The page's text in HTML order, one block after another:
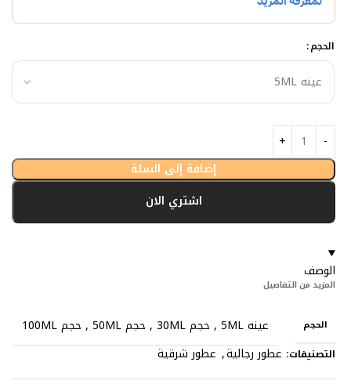
الحجم
إضافة إلى السلة
اشتري الان
الوصف
المزيد من التفاصيل
الحجم عينه 5ML , حجم 30ML , حجم 50ML , حجم 100ML
التصنيفات: عطور رجالية, عطور شرقية